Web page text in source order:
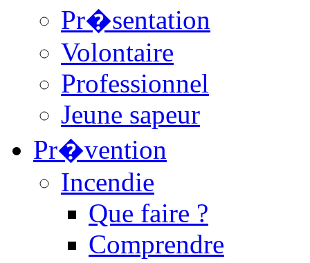
Pr�sentation
Volontaire
Professionnel
Jeune sapeur
Pr�vention
Incendie
Que faire ?
Comprendre